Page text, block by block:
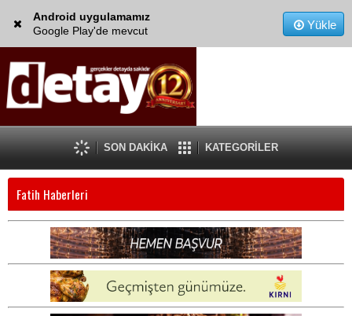
Android uygulamamız
Google Play'de mevcut
Yükle
SON DAKİKA KATEGORİLER
Fatih Haberleri